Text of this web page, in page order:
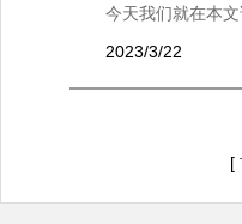
今天我们就在本
扶手和医院楼梯
2023/3/22
[